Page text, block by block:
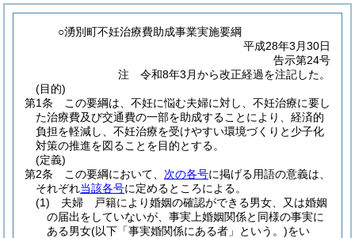
○湧別町不妊治療費助成事業実施要綱
平成28年3月30日
告示第24号
注 令和8年3月から改正経過を注記した。
(目的)
第1条
この要綱は、不妊に悩む夫婦に対し、不妊治療に要し
た治療費及び交通費の一部を助成することにより、経済的
負担を軽減し、不妊治療を受けやすい環境づくりと少子化
対策の推進を図ることを目的とする。
(定義)
第2条
この要綱において、 次の各号に掲げる用語の意義は、
それぞれ当該各号に定めるところによる。
(1)
夫婦 戸籍により婚姻の確認ができる男女、又は婚姻
の届出をしていないが、事実上婚姻関係と同様の事実に
ある男女(以下「事実婚関係にある者」という。)をい